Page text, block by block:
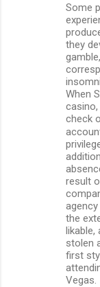
Some
they
When
check
result
the
likable,
stolen
first
Vegas.